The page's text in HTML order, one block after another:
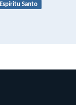
Espíritu Santo